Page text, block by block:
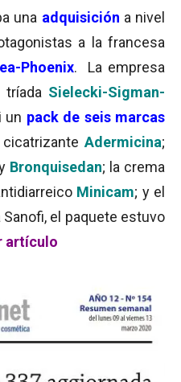
una adquisición a nivel
a la francesa
Phoenix. La empresa
tríada Sielecki-Sigman-
un pack de seis marcas
Adermicina;
Bronquisedan; la crema
Minicam; y el
Sanofi, el paquete estuvo
artículo